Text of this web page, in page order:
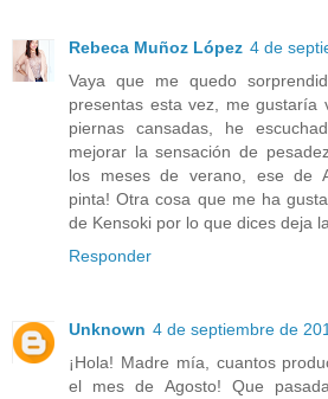
Rebeca Muñoz López 4 de
Vaya que me quedo
presentas esta vez, me gustaría
piernas cansadas, he
mejorar la sensación de
los meses de verano, ese de
pinta! Otra cosa que me ha
de Kensoki por lo que dices deja
Responder
Unknown 4 de septiembre de
¡Hola! Madre mía, cuantos
el mes de Agosto! Que